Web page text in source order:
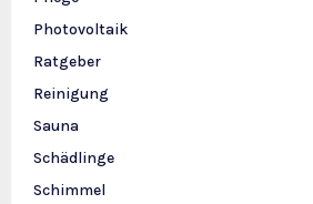
Photovoltaik
Ratgeber
Reinigung
Sauna
Schädlinge
Schimmel